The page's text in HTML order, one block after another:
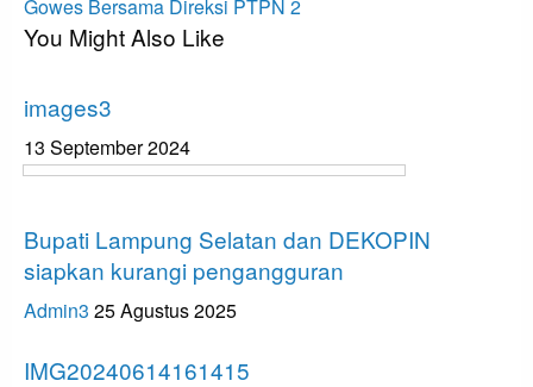
Gowes Bersama Direksi PTPN 2
You Might Also Like
images3
13 September 2024
Bupati Lampung Selatan dan DEKOPIN
siapkan kurangi pengangguran
Admin3 25 Agustus 2025
IMG20240614161415